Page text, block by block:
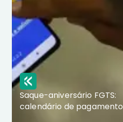
Saque-aniversário FGTS:
calendário de pagamento